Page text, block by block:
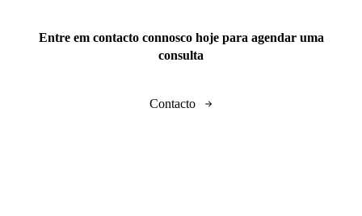
Entre em contacto connosco hoje para agendar uma
consulta
Contacto